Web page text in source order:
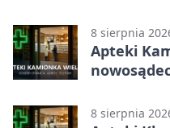
8 sierpnia
Apteki
8 sierpnia